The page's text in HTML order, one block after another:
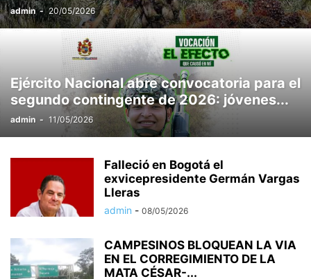
admin - 20/05/2026
Ejército Nacional abre convocatoria para el
segundo contingente de 2026: jóvenes...
admin - 11/05/2026
Falleció en Bogotá el
exvicepresidente Germán Vargas
Lleras
admin - 08/05/2026
CAMPESINOS BLOQUEAN LA VIA
EN EL CORREGIMIENTO DE LA
MATA CÉSAR-...